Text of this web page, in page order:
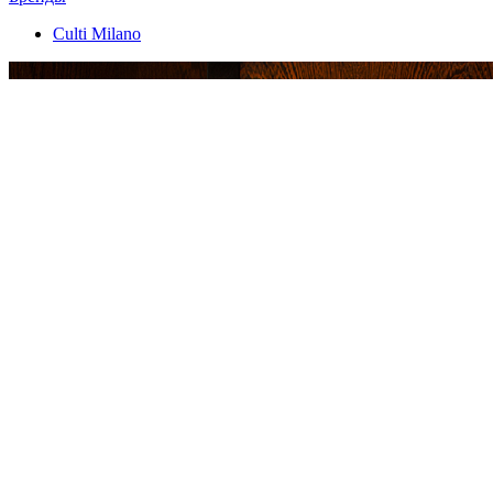
Culti Milano